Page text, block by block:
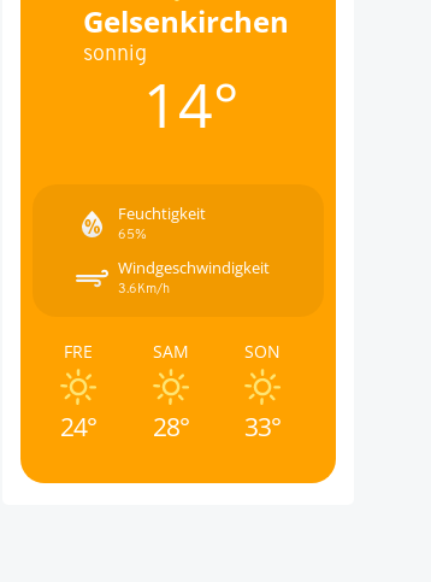
Gelsenkirchen
sonnig
14°
Feuchtigkeit
65%
Windgeschwindigkeit
3.6Km/h
FRE
24°
SAM
28°
SON
33°